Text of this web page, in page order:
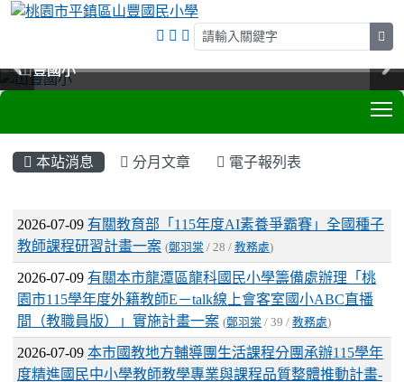
山豐國小
山豐國小
山豐國小
山豐國小
本站消息 分月文章 電子報列表
文章列表
2026-07-09 有關教育部「115年度AI素養爭霸賽」全國種子
教師課程研習計畫一案 (鄭羽棠 / 28 / 教務處)
2026-07-09 有關本市龍潭區龍科國民小學籌備處辦理「桃
園市115學年度外籍教師E－talk線上會客室國小ABC直播
間（教職員版）」實施計畫一案 (鄭羽棠 / 39 / 教務處)
2026-07-09 本市國教地方輔導團生活課程分團承辦115學年
度精進國民中小學教師教學專業與課程品質整體推動計畫-